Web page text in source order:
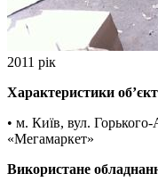
2011 рік
Характеристики
• м. Київ, вул.
«Мегамаркет»
Використане